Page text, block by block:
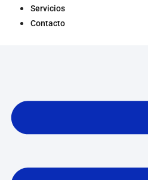
Servicios
Contacto